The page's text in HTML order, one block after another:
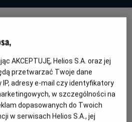
w Helios RePlay
Gatunek
Horror
Minimalny
wiek
Od 15 lat
AKCEPTUJĘ, Helios S.A. oraz jej
przetwarzać Twoje dane
adresy e-mail czy identyfikatory
w szczególności na
dopasowanych do Twoich
w serwisach Helios S.A., jej